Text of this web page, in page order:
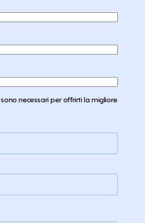
necessari per offrirti la migliore